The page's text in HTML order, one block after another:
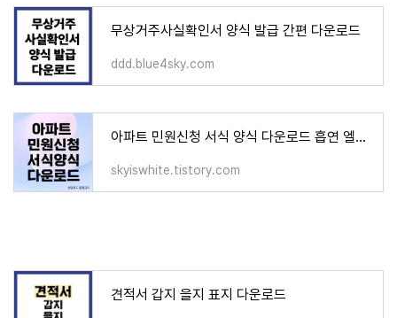
무상거주사실확인서 양식 발급 간편 다운로드
ddd.blue4sky.com
아파트 민원신청 서식 양식 다운로드 흡연 엘리베이터 소음 주차 아파트
skyiswhite.tistory.com
견적서 갑지 을지 표지 다운로드